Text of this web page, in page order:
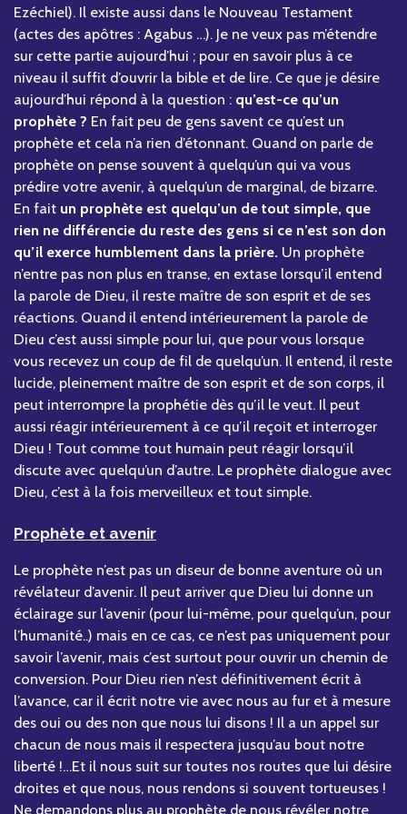
Ezéchiel). Il existe aussi dans le Nouveau Testament
(actes des apôtres : Agabus …). Je ne veux pas m’étendre
sur cette partie aujourd’hui ; pour en savoir plus à ce
niveau il suffit d’ouvrir la bible et de lire. Ce que je désire
aujourd’hui répond à la question : qu’est-ce qu’un
prophète ? En fait peu de gens savent ce qu’est un
prophète et cela n’a rien d’étonnant. Quand on parle de
prophète on pense souvent à quelqu’un qui va vous
prédire votre avenir, à quelqu’un de marginal, de bizarre.
En fait un prophète est quelqu’un de tout simple, que
rien ne différencie du reste des gens si ce n’est son don
qu’il exerce humblement dans la prière. Un prophète
n’entre pas non plus en transe, en extase lorsqu’il entend
la parole de Dieu, il reste maître de son esprit et de ses
réactions. Quand il entend intérieurement la parole de
Dieu c’est aussi simple pour lui, que pour vous lorsque
vous recevez un coup de fil de quelqu’un. Il entend, il reste
lucide, pleinement maître de son esprit et de son corps, il
peut interrompre la prophétie dès qu’il le veut. Il peut
aussi réagir intérieurement à ce qu’il reçoit et interroger
Dieu ! Tout comme tout humain peut réagir lorsqu’il
discute avec quelqu’un d’autre. Le prophète dialogue avec
Dieu, c’est à la fois merveilleux et tout simple.
Prophète et avenir
Le prophète n’est pas un diseur de bonne aventure où un
révélateur d’avenir. Il peut arriver que Dieu lui donne un
éclairage sur l’avenir (pour lui-même, pour quelqu’un, pour
l’humanité..) mais en ce cas, ce n’est pas uniquement pour
savoir l’avenir, mais c’est surtout pour ouvrir un chemin de
conversion. Pour Dieu rien n’est définitivement écrit à
l’avance, car il écrit notre vie avec nous au fur et à mesure
des oui ou des non que nous lui disons ! Il a un appel sur
chacun de nous mais il respectera jusqu’au bout notre
liberté !…Et il nous suit sur toutes nos routes que lui désire
droites et que nous, nous rendons si souvent tortueuses !
Ne demandons plus au prophète de nous révéler notre